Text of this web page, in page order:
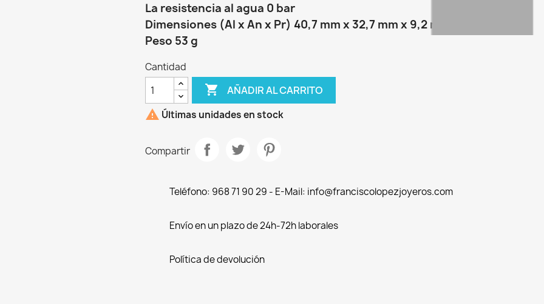
La resistencia al agua 0 bar
Dimensiones (Al x An x Pr) 40,7 mm x 32,7 mm x 9,2 mm
Peso 53 g
Cantidad
 AÑADIR AL CARRITO
 Últimas unidades en stock
Compartir
Teléfono: 968 71 90 29 - E-Mail: info@franciscolopezjoyeros.com
Envío en un plazo de 24h-72h laborales
Política de devolución